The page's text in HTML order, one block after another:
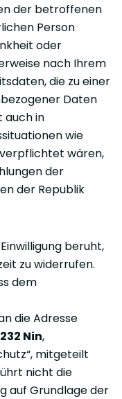
der betroffenen
Person
oder
nach Ihrem
die zu einer
Daten
auch in
wie
wären,
der
der Republik
beruht,
zu widerrufen.
dem
die Adresse
Nin,
mitgeteilt
nicht die
auf Grundlage der